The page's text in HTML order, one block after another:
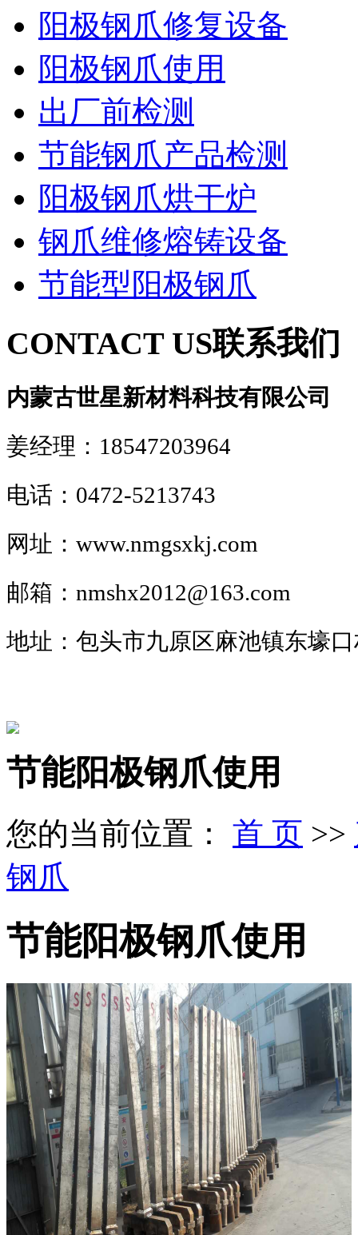
阳极钢爪修复设备
阳极钢爪使用
出厂前检测
节能钢爪产品检测
阳极钢爪烘干炉
钢爪维修熔铸设备
节能型阳极钢爪
CONTACT US联系我们
内蒙古世星新材料科技有限公司
姜经理：18547203964
电话：0472-5213743
网址：www.nmgsxkj.com
邮箱：nmshx2012@163.com
地址：包头市九原区麻池镇东壕
节能阳极钢爪使用
您的当前位置： 首 页 >>
钢爪
节能阳极钢爪使用